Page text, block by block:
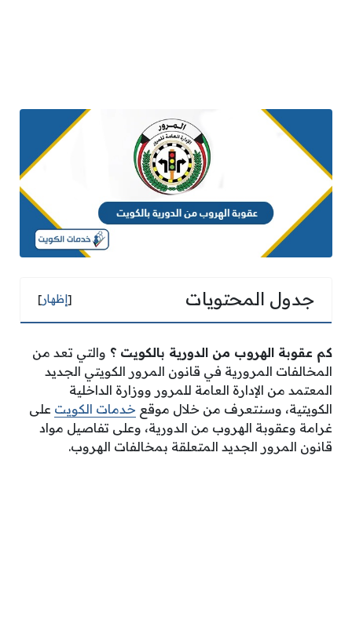
جدول المحتويات [إظهار]
كم عقوبة الهروب من الدورية بالكويت ؟ والتي تعد من
المخالفات المرورية في قانون المرور الكويتي الجديد
المعتمد من الإدارة العامة للمرور ووزارة الداخلية
الكويتية، وسنتعرف من خلال موقع خدمات الكويت على
غرامة وعقوبة الهروب من الدورية، وعلى تفاصيل مواد
قانون المرور الجديد المتعلقة بمخالفات الهروب.